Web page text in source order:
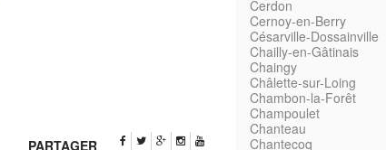
PARTAGER
Cerdon
Cernoy-en-Berry
Césarville-Dossainville
Chailly-en-Gâtinais
Chaingy
Châlette-sur-Loing
Chambon-la-Forêt
Champoulet
Chanteau
Chantecoq